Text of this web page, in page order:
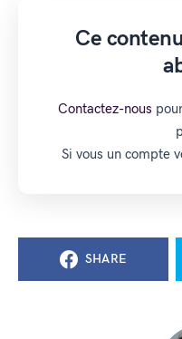
Ce
Contactez-nous
Si vous un compte
SHARE